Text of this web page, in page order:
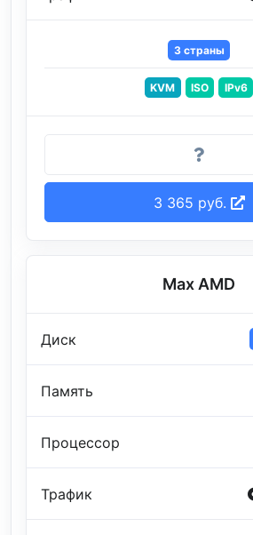
3 страны
KVM ISO IPv6
3 365 руб.
Max AMD
Диск
Память
Процессор
Трафик